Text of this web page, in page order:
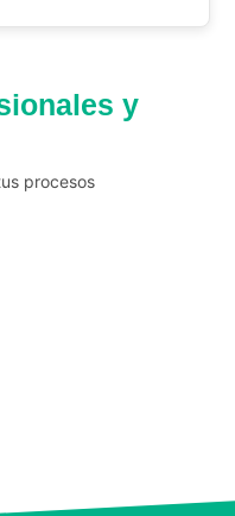
y
procesos